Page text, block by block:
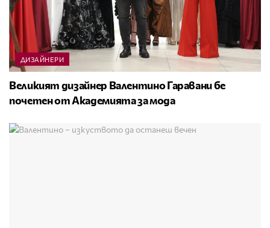
ДИЗАЙНЕРИ
Великият дизайнер Валентино Гаравани бе
почетен от Академията за мода